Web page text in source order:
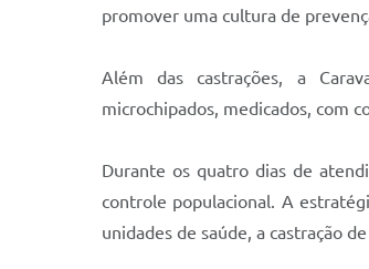
promover uma cultura de
Além das castrações, a
microchipados, medicados, com
Durante os quatro dias de
controle populacional. A
unidades de saúde, a castração